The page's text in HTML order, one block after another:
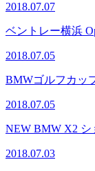
2018.07.07
ベントレー横浜
2018.07.05
BMWゴルフカッ
2018.07.05
NEW BMW X2
2018.07.03